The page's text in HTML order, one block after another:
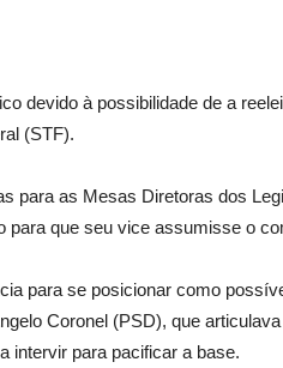
devido à possibilidade de a
(STF).
para as Mesas Diretoras dos
que seu vice assumisse o
para se posicionar como
Coronel (PSD), que
intervir para pacificar a base.